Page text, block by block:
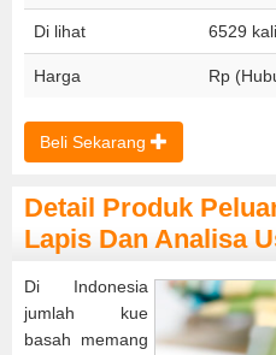
Di lihat 6529 kali
Harga Rp
Beli Sekarang
Detail Produk
Lapis Dan Analisa
Di Indonesia
jumlah kue
basah memang